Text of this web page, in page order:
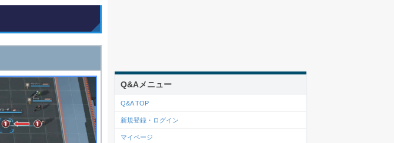
Q&Aメニュー
Q&A TOP
新規登録・ログイン
マイページ